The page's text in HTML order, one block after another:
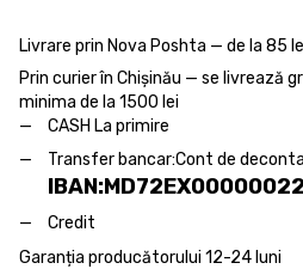
Livrare prin Nova Poshta — de la 85
Prin curier în Chișinău — se livrează
minima de la 1500 lei
CASH La primire
Transfer bancar:Cont de
Credit
Garanția producătorului 12-24 luni